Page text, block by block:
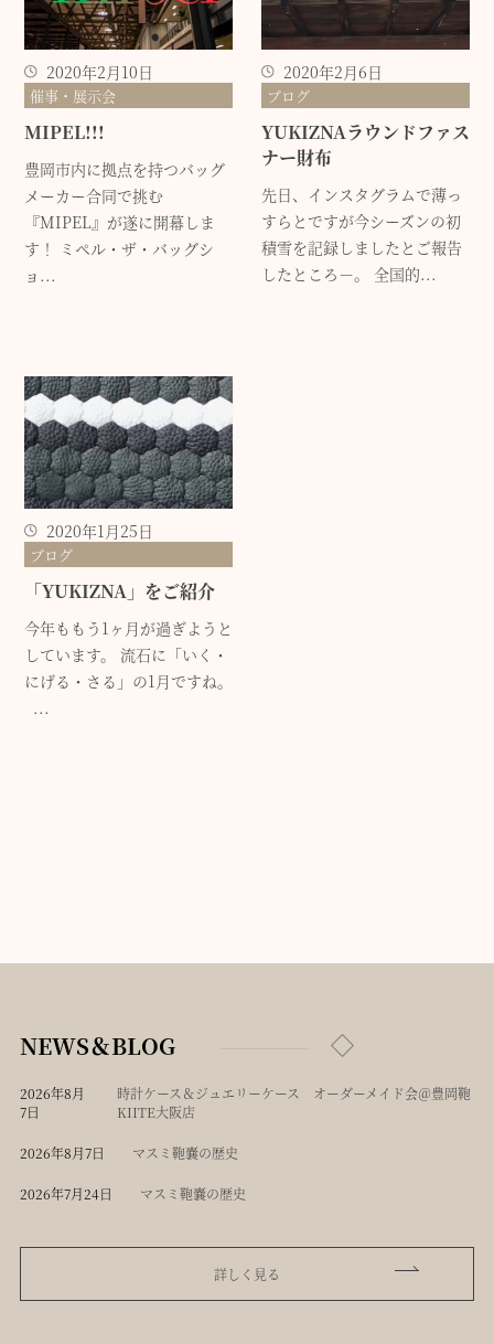
2020年2月10日
催事・展示会
MIPEL!!!
豊岡市内に拠点を持つバッグ
メーカー合同で挑む
『MIPEL』が遂に開幕しま
す！ ミペル・ザ・バッグシ
ョ...
2020年2月6日
ブログ
YUKIZNAラウンドファス
ナー財布
先日、インスタグラムで薄っ
すらとですが今シーズンの初
積雪を記録しましたとご報告
したところ－。 全国的...
2020年1月25日
ブログ
「YUKIZNA」をご紹介
今年ももう1ヶ月が過ぎようと
しています。 流石に「いく・
にげる・さる」の1月ですね。
...
NEWS＆BLOG
2026年8月
7日
時計ケース＆ジュエリーケース オーダーメイド会＠豊岡鞄
KIITE大阪店
2026年8月7日 マスミ鞄嚢の歴史
2026年7月24日 マスミ鞄嚢の歴史
詳しく見る